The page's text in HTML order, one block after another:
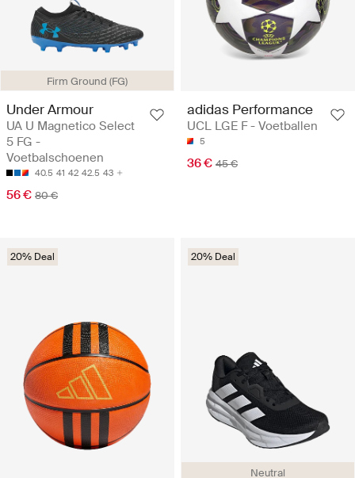
Firm Ground (FG)
Under Armour
UA U Magnetico Select
5 FG -
Voetbalschoenen
40.5 41 42 42.5 43
56 € 80 €
adidas Performance
UCL LGE F - Voetballen
5
36 € 45 €
20% Deal
Neutral
20% Deal